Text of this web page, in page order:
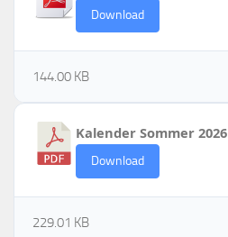
Download
144.00 KB
Kalender Sommer 2026
Download
229.01 KB